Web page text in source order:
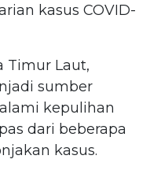
kasus COVID-
Timur Laut,
sumber
kepulihan
dari beberapa
kasus.